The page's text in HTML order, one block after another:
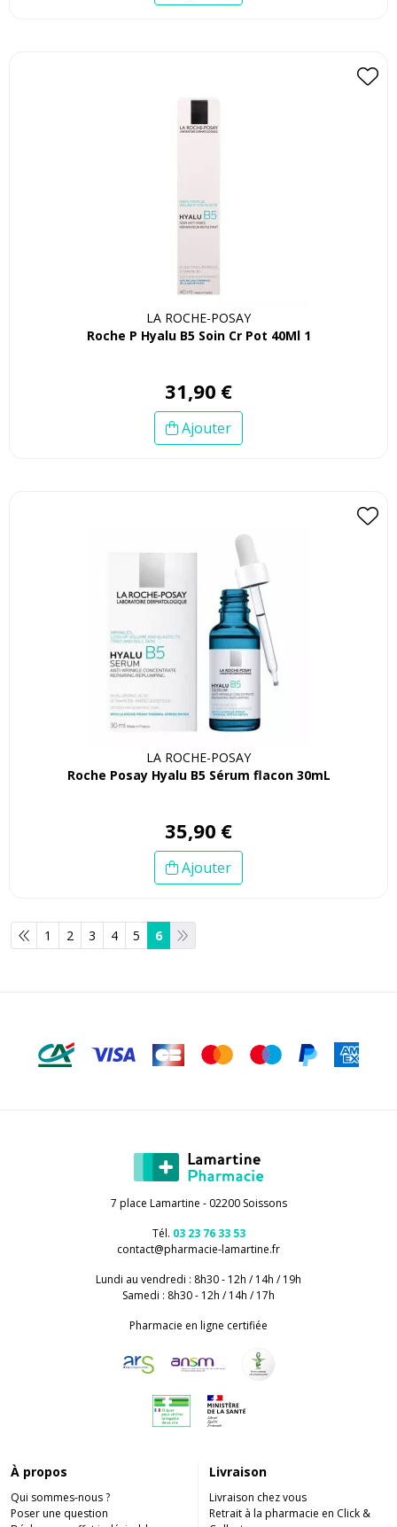
LA ROCHE-POSAY
Roche P Hyalu B5 Soin Cr Pot 40Ml 1
31,90 €
Ajouter
LA ROCHE-POSAY
Roche Posay Hyalu B5 Sérum flacon 30mL
35,90 €
Ajouter
1 2 3 4 5 6
7 place Lamartine - 02200 Soissons
Tél. 03 23 76 33 53
contact@pharmacie-lamartine.fr
Lundi au vendredi : 8h30 - 12h / 14h / 19h
Samedi : 8h30 - 12h / 14h / 17h
Pharmacie en ligne certifiée
À propos
Qui sommes-nous ?
Poser une question
Livraison
Livraison chez vous
Retrait à la pharmacie en Click &